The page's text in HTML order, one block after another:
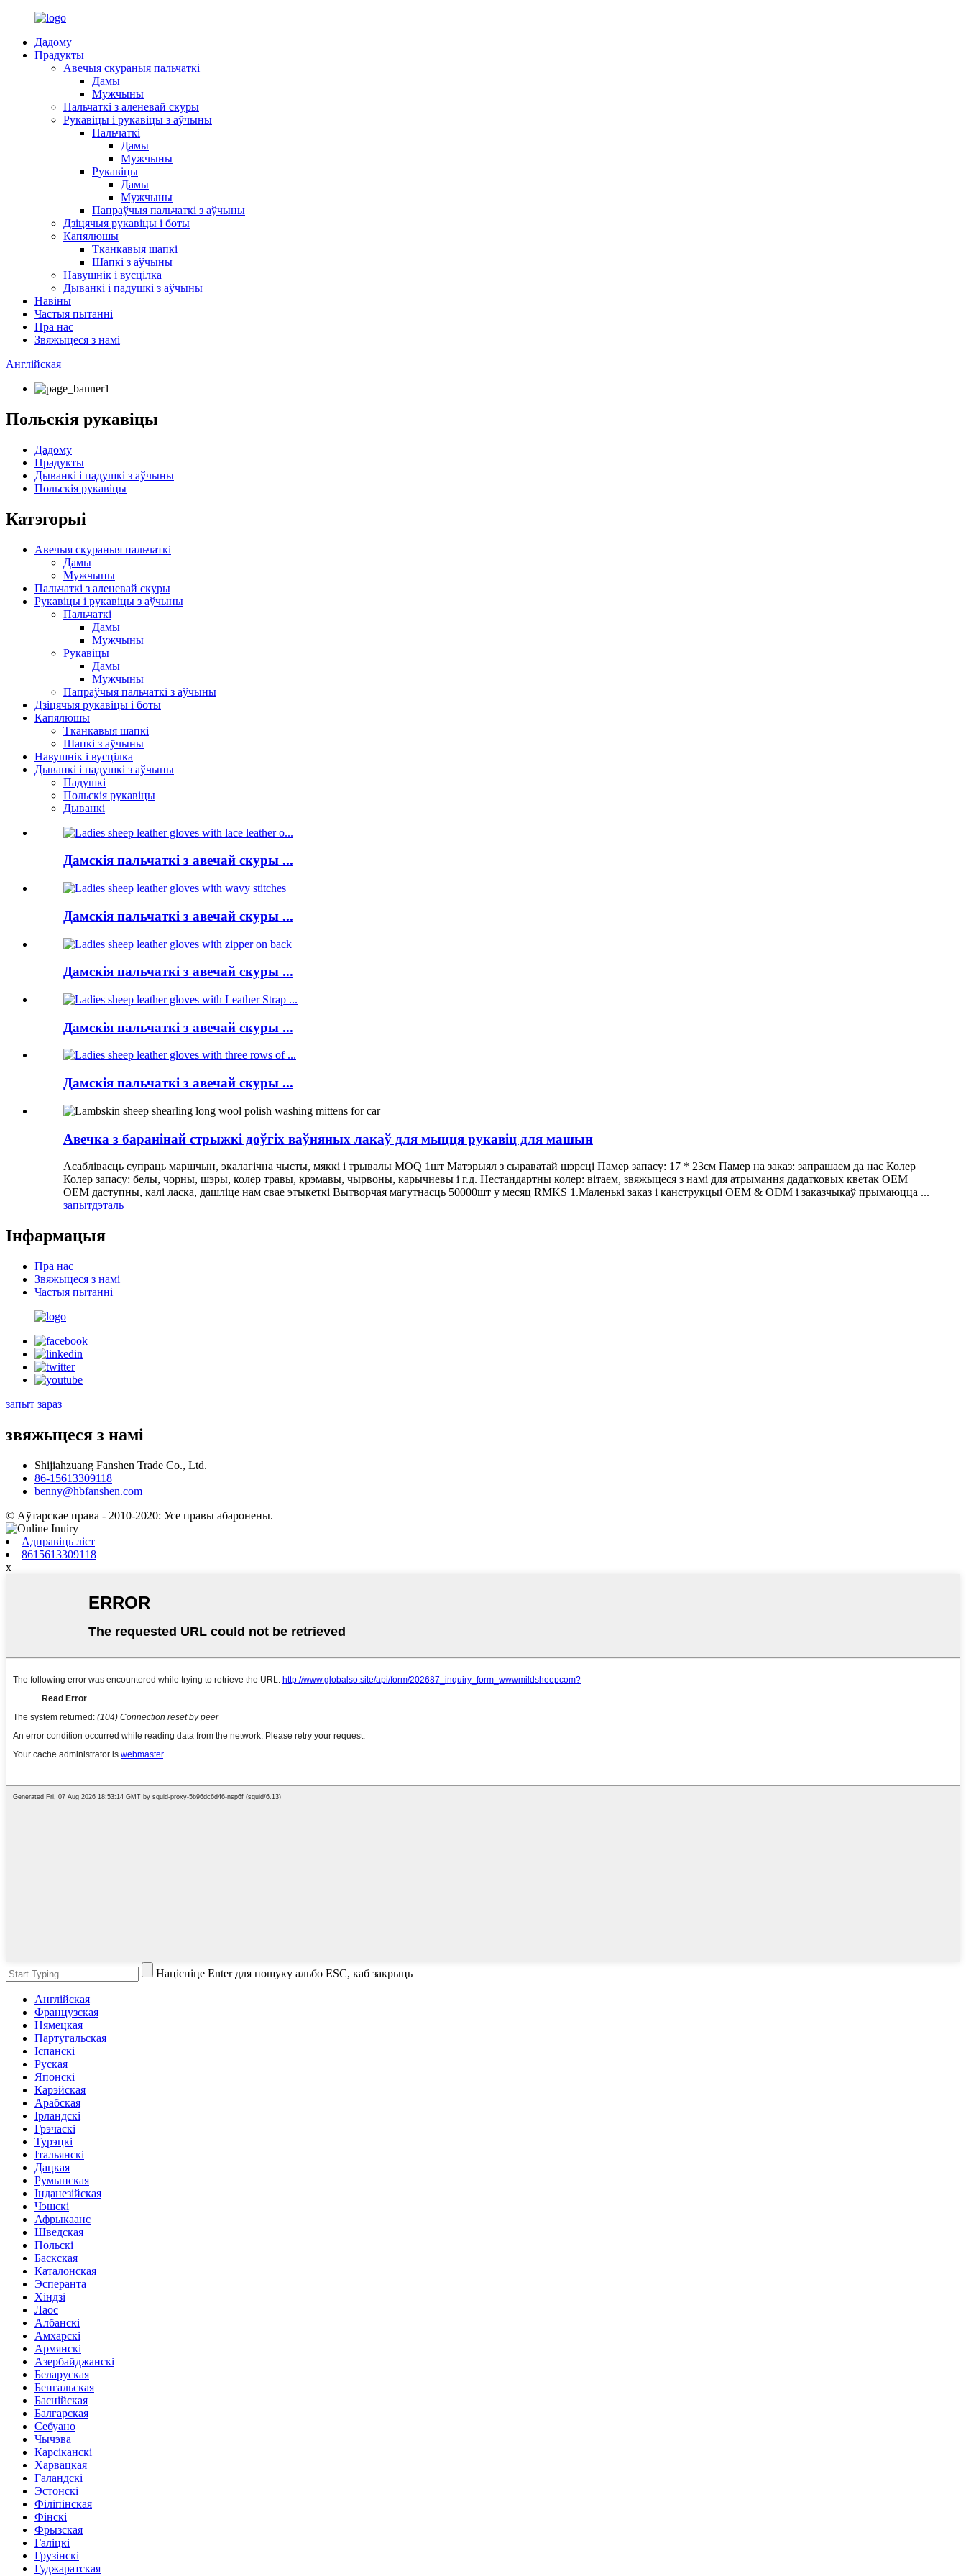
Дадому
Прадукты
Авечыя скураныя пальчаткі
Дамы
Мужчыны
Пальчаткі з аленевай скуры
Рукавіцы і рукавіцы з аўчыны
Пальчаткі
Дамы
Мужчыны
Рукавіцы
Дамы
Мужчыны
Папраўчыя пальчаткі з аўчыны
Дзіцячыя рукавіцы і боты
Капялюшы
Тканкавыя шапкі
Шапкі з аўчыны
Навушнік і вусцілка
Дыванкі і падушкі з аўчыны
Навіны
Частыя пытанні
Пра нас
Звяжыцеся з намі
Англійская
Польскія рукавіцы
Дадому
Прадукты
Дыванкі і падушкі з аўчыны
Польскія рукавіцы
Катэгорыі
Авечыя скураныя пальчаткі
Дамы
Мужчыны
Пальчаткі з аленевай скуры
Рукавіцы і рукавіцы з аўчыны
Пальчаткі
Дамы
Мужчыны
Рукавіцы
Дамы
Мужчыны
Папраўчыя пальчаткі з аўчыны
Дзіцячыя рукавіцы і боты
Капялюшы
Тканкавыя шапкі
Шапкі з аўчыны
Навушнік і вусцілка
Дыванкі і падушкі з аўчыны
Падушкі
Польскія рукавіцы
Дыванкі
Дамскія пальчаткі з авечай скуры ...
Дамскія пальчаткі з авечай скуры ...
Дамскія пальчаткі з авечай скуры ...
Дамскія пальчаткі з авечай скуры ...
Дамскія пальчаткі з авечай скуры ...
Авечка з баранінай стрыжкі доўгіх ваўняных лакаў для мыцця рукавіц для машын
Асаблівасць супраць маршчын, экалагічна чысты, мяккі і трывалы MOQ 1шт Матэрыял з сыраватай шэрсці Памер запасу: 17 * 23см Памер на заказ: запрашаем да нас Колер
Колер запасу: белы, чорны, шэры, колер травы, крэмавы, чырвоны, карычневы і г.д. Нестандартны колер: вітаем, звяжыцеся з намі для атрымання дадатковых кветак OEM
OEM даступны, калі ласка, дашліце нам свае этыкеткі Вытворчая магутнасць 50000шт у месяц RMKS 1.Маленькі заказ і канструкцыі OEM & ODM і заказчыкаў прымаюцца ...
запытдэталь
Інфармацыя
Пра нас
Звяжыцеся з намі
Частыя пытанні
запыт зараз
звяжыцеся з намі
Shijiahzuang Fanshen Trade Co., Ltd.
86-15613309118
benny@hbfanshen.com
© Аўтарскае права - 2010-2020: Усе правы абаронены.
Адправіць ліст
8615613309118
x
Націсніце Enter для пошуку альбо ESC, каб закрыць
Англійская
Французская
Нямецкая
Партугальская
Іспанскі
Руская
Японскі
Карэйская
Арабская
Ірландскі
Грэчаскі
Турэцкі
Італьянскі
Дацкая
Румынская
Інданезійская
Чэшскі
Афрыкаанс
Шведская
Польскі
Баскская
Каталонская
Эсперанта
Хіндзі
Лаос
Албанскі
Амхарскі
Армянскі
Азербайджанскі
Беларуская
Бенгальская
Баснійская
Балгарская
Себуано
Чычэва
Карсіканскі
Харвацкая
Галандскі
Эстонскі
Філіпінская
Фінскі
Фрызская
Галіцкі
Грузінскі
Гуджаратская